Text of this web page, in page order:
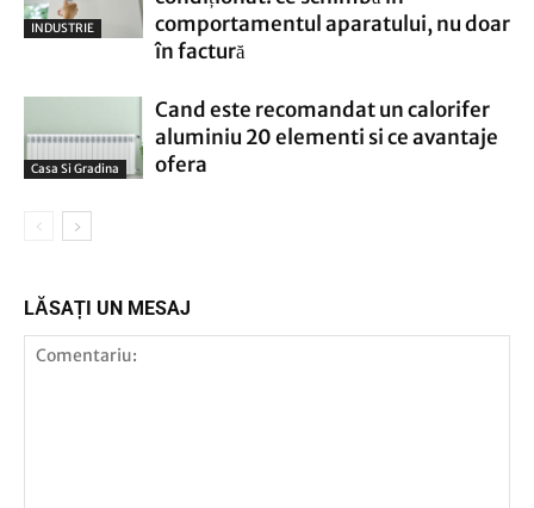
INDUSTRIE
comportamentul aparatului, nu doar
în factură
Casa Si Gradina
Cand este recomandat un calorifer
aluminiu 20 elementi si ce avantaje
ofera
LĂSAȚI UN MESAJ